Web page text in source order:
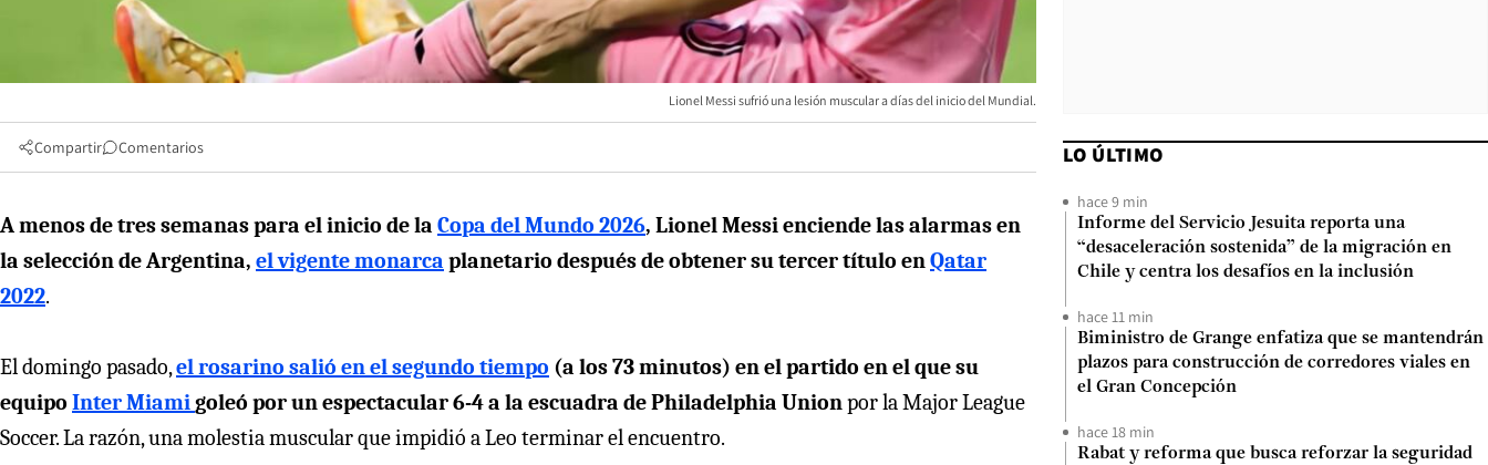
Lionel Messi sufrió una lesión muscular a días del inicio del Mundial.
Compartir Comentarios
A menos de tres semanas para el inicio de la Copa del Mundo 2026, Lionel Messi enciende las alarmas en
la selección de Argentina, el vigente monarca planetario después de obtener su tercer título enQatar
2022.
El domingo pasado,el rosarino salió en el segundo tiempo (a los 73 minutos) en el partido en el que su
equipo Inter Miamigoleó por un espectacular 6-4 a la escuadra de Philadelphia Unionpor la Major League
Soccer. La razón, una molestia muscular que impidió a Leo terminar el encuentro.
LO ÚLTIMO
hace 9 min
Informe del Servicio Jesuita reporta una
“desaceleración sostenida” de la migración en
Chile y centra los desafíos en la inclusión
hace 11 min
Biministro de Grange enfatiza que se mantendrán
plazos para construcción de corredores viales en
el Gran Concepción
hace 18 min
Rabat y reforma que busca reforzar la seguridad